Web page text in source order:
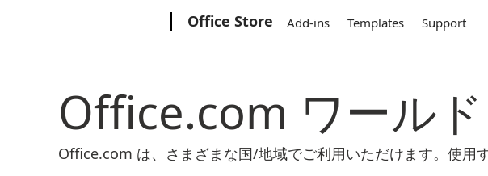
Office Store Add-ins Templates Support
Office.com ワール
Office.com は、さまざまな国/地域でご利用いただけます。使用